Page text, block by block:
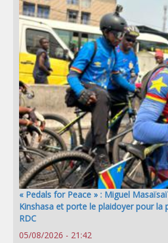
« Pedals for Peace » : Miguel
Kinshasa et porte le plaidoyer pour la
RDC
05/08/2026 - 21:42